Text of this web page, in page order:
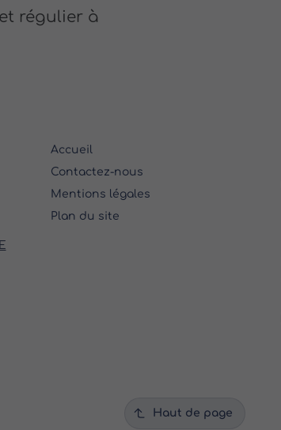
régulier à
Accueil
Contactez-nous
Mentions légales
Plan du site
Haut de page